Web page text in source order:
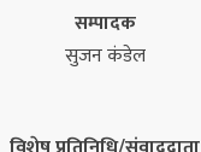
सम्पादक
सुजन कंडेल